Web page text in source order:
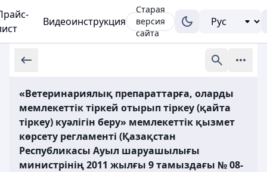
Видеоинструкция
Старая
версия
сайта
«Ветеринариялық препараттарға, оларды
мемлекеттік тіркей отырып тіркеу (қайта
тіркеу) куәлігін беру» мемлекеттік қызмет
көрсету регламенті (Қазақстан
Республикасы Ауыл шаруашылығы
министрінің 2011 жылғы 9 тамыздағы № 08-